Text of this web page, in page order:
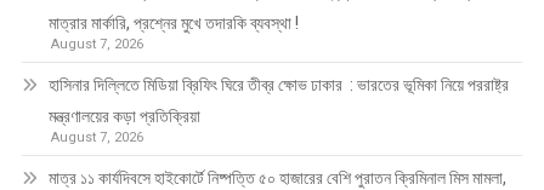
মাত্রার মার্কারি, প্রশ্নের মুখে তদারকি ব্যবস্থা !
August 7, 2026
হাসিনার দিল্লিতে মিডিয়া ব্রিফিং ঘিরে তীব্র ক্ষোভ ঢাকার : ভারতের ভূমিকা নিয়ে পররাষ্ট্র
মন্ত্রণালয়ের কড়া প্রতিক্রিয়া
August 7, 2026
মাত্র ১১ কার্যদিবসে হাইকোর্টে নিষ্পত্তি ৫০ হাজারের বেশি পুরাতন ক্রিমিনাল মিস মামলা,